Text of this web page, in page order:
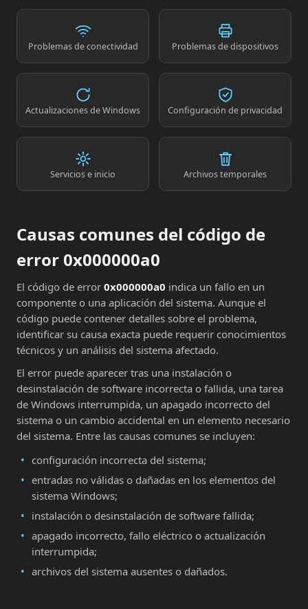
Problemas de conectividad Problemas de dispositivos
Actualizaciones de Windows Configuración de privacidad
Servicios e inicio Archivos temporales
Causas comunes del código de
error 0x000000a0
El código de error 0x000000a0 indica un fallo en un
componente o una aplicación del sistema. Aunque el
código puede contener detalles sobre el problema,
identificar su causa exacta puede requerir conocimientos
técnicos y un análisis del sistema afectado.
El error puede aparecer tras una instalación o
desinstalación de software incorrecta o fallida, una tarea
de Windows interrumpida, un apagado incorrecto del
sistema o un cambio accidental en un elemento necesario
del sistema. Entre las causas comunes se incluyen:
configuración incorrecta del sistema;
entradas no válidas o dañadas en los elementos del
sistema Windows;
instalación o desinstalación de software fallida;
apagado incorrecto, fallo eléctrico o actualización
interrumpida;
archivos del sistema ausentes o dañados.